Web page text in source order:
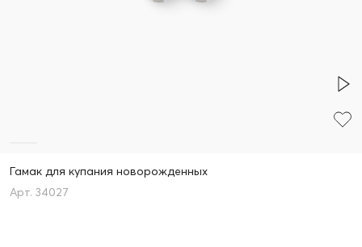
Гамак для купания новорожденных
34027